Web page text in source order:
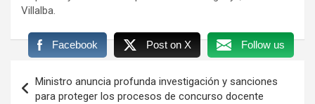
Villalba.
Facebook Post on X Follow us
de
Ministro anuncia profunda investigación y sanciones
para proteger los procesos de concurso docente